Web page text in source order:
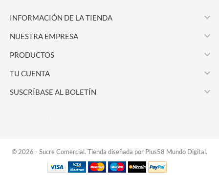
INFORMACIÓN DE LA TIENDA 
NUESTRA EMPRESA 
PRODUCTOS 
TU CUENTA 
SUSCRÍBASE AL BOLETÍN 
© 2026 - Sucre Comercial. Tienda diseñada por Plus58 Mundo Digital.